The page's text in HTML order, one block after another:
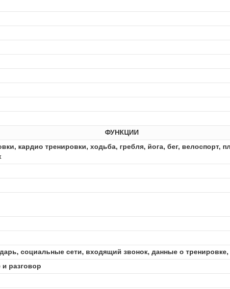
ФУНКЦИИ
кардио тренировки, xодьба, гребля, йога, бег, велоспорт,
социальные сети, входящий звонок, данные о
и разговор